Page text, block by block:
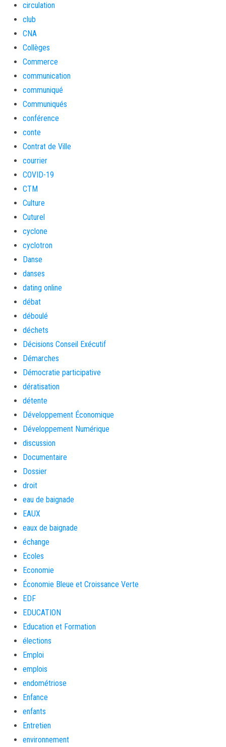
circulation
club
CNA
Collèges
Commerce
communication
communiqué
Communiqués
conférence
conte
Contrat de Ville
courrier
COVID-19
CTM
Culture
Cuturel
cyclone
cyclotron
Danse
danses
dating online
débat
déboulé
déchets
Décisions Conseil Exécutif
Démarches
Démocratie participative
dératisation
détente
Développement Économique
Développement Numérique
discussion
Documentaire
Dossier
droit
eau de baignade
EAUX
eaux de baignade
échange
Ecoles
Economie
Économie Bleue et Croissance Verte
EDF
EDUCATION
Education et Formation
élections
Emploi
emplois
endométriose
Enfance
enfants
Entretien
environnement